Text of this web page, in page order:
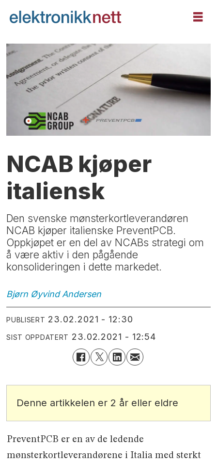
NCAB kjøper
italiensk
Den svenske mønsterkortleverandøren
NCAB kjøper italienske PreventPCB.
Oppkjøpet er en del av NCABs strategi om
å være aktiv i den pågående
konsolideringen i dette markedet.
Bjørn Øyvind Andersen
PUBLISERT 23.02.2021 - 12:30
SIST OPPDATERT 23.02.2021 - 12:54
Denne artikkelen er 2 år eller eldre
PreventPCB er en av de ledende
mønsterkortleverandørene i Italia med sterkt